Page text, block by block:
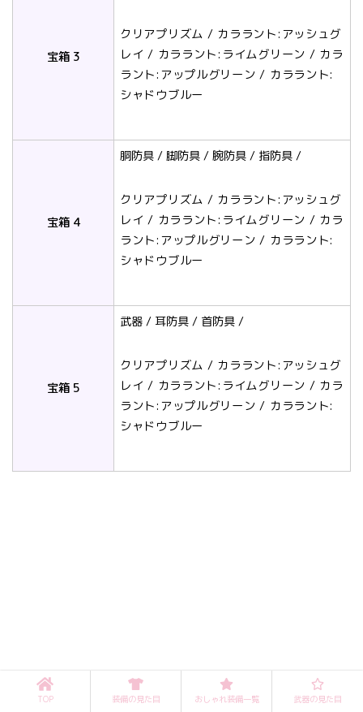
宝箱 3
クリアプリズム / カララント:アッシュグ
レイ / カララント:ライムグリーン / カラ
ラント:アップルグリーン / カララント:
シャドウブルー
宝箱 4
胴防具 / 脚防具 / 腕防具 / 指防具 /
クリアプリズム / カララント:アッシュグ
レイ / カララント:ライムグリーン / カラ
ラント:アップルグリーン / カララント:
シャドウブルー
宝箱 5
武器 / 耳防具 / 首防具 /
クリアプリズム / カララント:アッシュグ
レイ / カララント:ライムグリーン / カラ
ラント:アップルグリーン / カララント:
シャドウブルー
TOP 装備の見た目 おしゃれ装備一覧 武器の見た目